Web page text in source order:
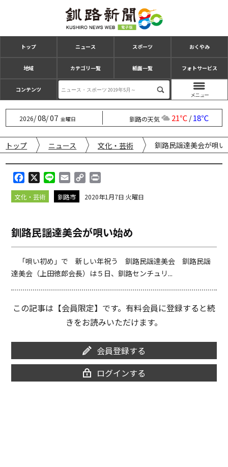
トップ ニュース スポーツ おくやみ
地域 カテゴリ一覧 紙面一覧 フォトサービス
コンテンツ
2026/08/07 金曜日 釧路の天気 21℃/18℃
トップ ニュース 文化・芸術 釧路民謡達美会が唄い
a
c
o
o
k
i
n
m
a
p
i
n
i
文化・芸術 釧路市 2020年1月7日 火曜日
釧路民謡達美会が唄い始め
「唄い初め」で 新しい年祝う 釧路民謡達美会 釧路民謡
達美会（上田徳郎会長）は５日、釧路センチュリ...
この記事は【会員限定】です。有料会員に登録すると続
きをお読みいただけます。
会員登録する
ログインする